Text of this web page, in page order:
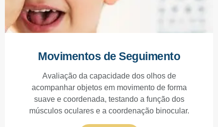
Movimentos de Seguimento
Avaliação da capacidade dos olhos de
acompanhar objetos em movimento de forma
suave e coordenada, testando a função dos
músculos oculares e a coordenação binocular.